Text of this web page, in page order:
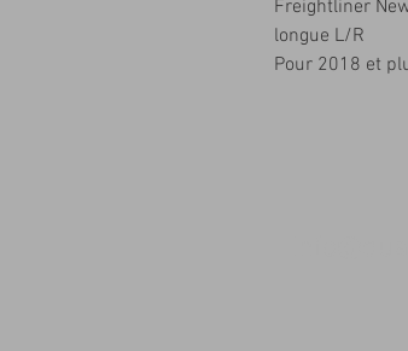
Freightliner
longue L/R
Pour 2018 et